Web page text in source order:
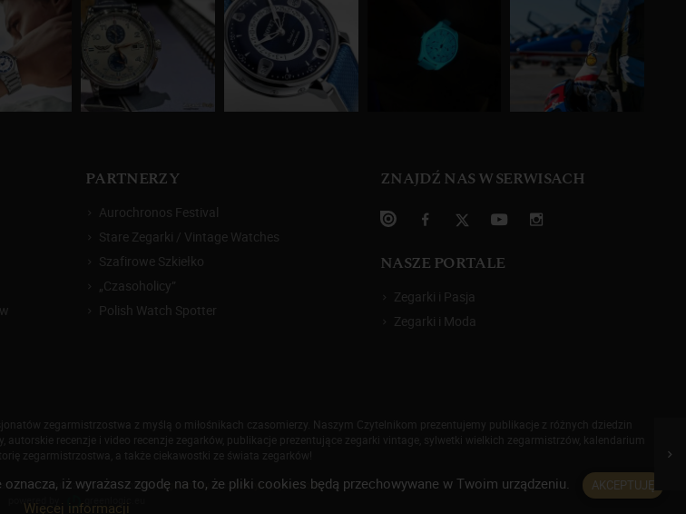
PARTNERZY
Aurochronos Festival
Stare Zegarki / Vintage Watches
Szafirowe Szkiełko
„Czasoholicy”
Polish Watch Spotter
ZNAJDŹ NAS W SERWISACH
NASZE PORTALE
Zegarki i Pasja
Zegarki i Moda
zegarmistrzostwa z myślą o miłośnikach czasomierzy. Naszym Czytelnikom prezentujemy publikacje z różnych dziedzin
recenzje i video recenzje zegarków, publikacje prezentujące zegarki vintage, sylwetki wielkich zegarmistrzów, kalendarium
zegarmistrzostwa, a także ciekawostki ze świata zegarków!
z serwisu oznacza akceptacjęregulaminu orazpolityki prywatności
powered by
greenlogic.eu
iż wyrażasz zgodę na to, że pliki cookies będą przechowywane w Twoim urządzeniu. AKCEPTUJĘ
Więcej informacji